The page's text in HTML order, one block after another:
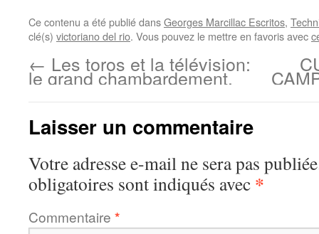
Ce contenu a été publié dansGeorges Marcillac Escritos,
clé(s) victoriano del rio. Vous pouvez le mettre en favoris avec
← Les toros et la télévision:
le grand chambardement.
Laisser un commentaire
Votre adresse e-mail ne sera pas
obligatoires sont indiqués avec *
Commentaire *